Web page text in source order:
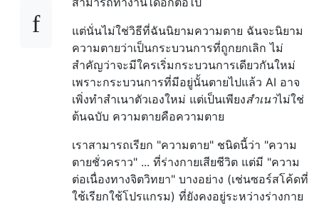
แต่นั่นไม่ใช่วิธีที่ฉันนิยามความตาย ฉันจะนิยาม
ความตายว่าเป็นกระบวนการที่ถูกยกเลิก ไม่
สำคัญว่าจะมีใครเริ่มกระบวนการเดียวกันใหม่
เพราะกระบวนการที่มีอยู่นั้นตายไปแล้ว AI อาจ
เพิ่งทำสำเนาตัวเองใหม่ แต่เป็นเพียงสำเนาไม่ใช่
ต้นฉบับ ความตายคือความตาย
เราสามารถเรียก "ความตาย" ชนิดนี้ว่า "ความ
ตายชั่วคราว" ... ที่ร่างกายเสียชีวิต แต่มี "ความ
ต่อเนื่องทางจิตวิทยา" บางอย่าง (เช่นซอร์สโค้ดที่
ใช้เรียกใช้โปรแกรม) ที่ยังคงอยู่ระหว่างร่างกาย